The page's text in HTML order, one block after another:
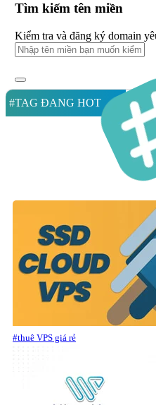
Tìm kiếm tên miền
Kiểm tra và đăng ký domain
#TAG ĐANG HOT
#thuê VPS giá rẻ